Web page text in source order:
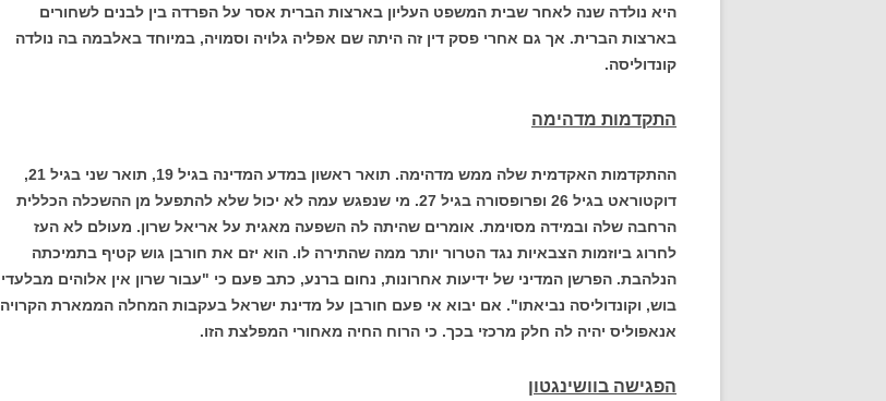
היא נולדה שנה לאחר שבית המשפט העליון בארצות הברית אסר על הפרדה בין לבנים לשחורים
בארצות הברית. אך גם אחרי פסק דין זה היתה שם אפליה גלויה וסמויה, במיוחד באלבמה בה נולדה
קונדוליסה.
התקדמות מדהימה
ההתקדמות האקדמית שלה ממש מדהימה. תואר ראשון במדע המדינה בגיל 19, תואר שני בגיל 21,
דוקטוראט בגיל 26 ופרופסורה בגיל 27. מי שנפגש עמה לא יכול שלא להתפעל מן ההשכלה הכללית
הרחבה שלה ובמידה מסוימת. אומרים שהיתה לה השפעה מאגית על אריאל שרון. מעולם לא העז
לחרוג ביוזמות הצבאיות נגד הטרור יותר ממה שהתירה לו. הוא יזם את חורבן גוש קטיף בתמיכתה
הנלהבת. הפרשן המדיני של ידיעות אחרונות, נחום ברנע, כתב פעם כי "עבור שרון אין אלוהים מבלעדי
בוש, וקונדוליסה נביאתו". אם יבוא אי פעם חורבן על מדינת ישראל בעקבות המחלה הממארת הקרויה
אנאפוליס יהיה לה חלק מרכזי בכך. כי הרוח החיה מאחורי המפלצת הזו.
הפגישה בוושינגטון